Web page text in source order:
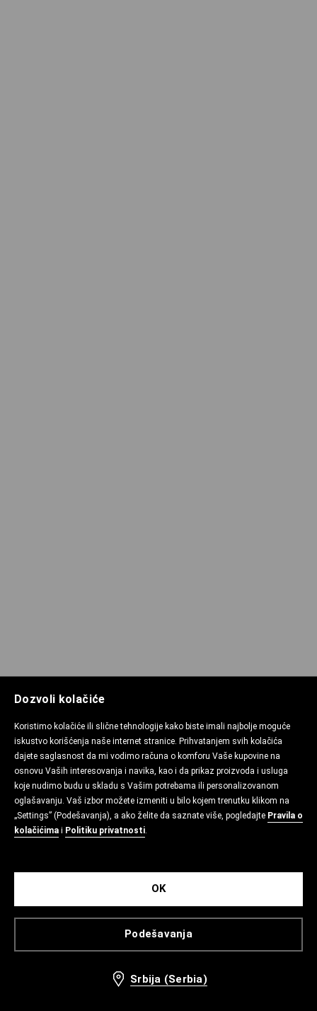
Dozvoli kolačiće
Koristimo kolačiće ili slične tehnologije kako biste imali najbolje moguće
iskustvo korišćenja naše internet stranice. Prihvatanjem svih kolačića
dajete saglasnost da mi vodimo računa o komforu Vaše kupovine na
osnovu Vaših interesovanja i navika, kao i da prikaz proizvoda i usluga
koje nudimo budu u skladu s Vašim potrebama ili personalizovanom
oglašavanju. Vaš izbor možete izmeniti u bilo kojem trenutku klikom na
„Settings” (Podešavanja), a ako želite da saznate više, pogledajte Pravila o
kolačićima i Politiku privatnosti.
Podešavanja
OK
Srbija (Serbia)